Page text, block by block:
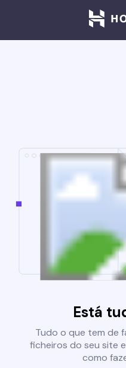
Está
Tudo o que tem de
ficheiros do seu site
como